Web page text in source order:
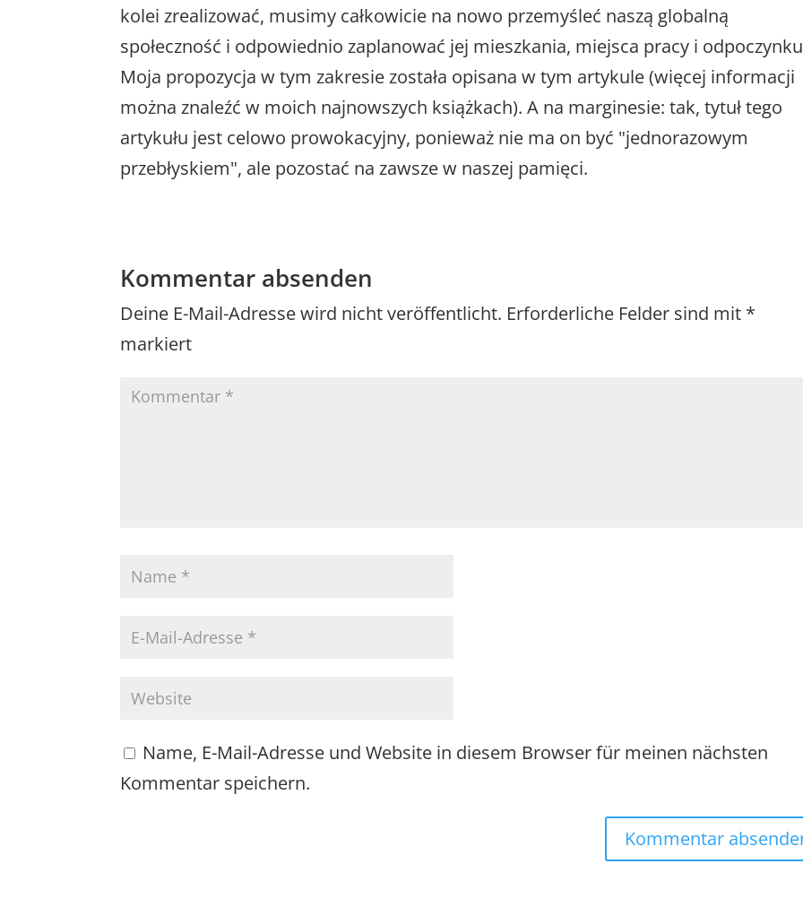
kolei zrealizować, musimy całkowicie na nowo przemyśleć naszą globalną
społeczność i odpowiednio zaplanować jej mieszkania, miejsca pracy i
Moja propozycja w tym zakresie została opisana w tym artykule (więcej informacji
można znaleźć w moich najnowszych książkach). A na marginesie: tak, tytuł tego
artykułu jest celowo prowokacyjny, ponieważ nie ma on być "jednorazowym
przebłyskiem", ale pozostać na zawsze w naszej pamięci.
Kommentar absenden
Deine E-Mail-Adresse wird nicht veröffentlicht. Erforderliche Felder sind mit *
markiert
Name, E-Mail-Adresse und Website in diesem Browser für meinen nächsten
Kommentar speichern.